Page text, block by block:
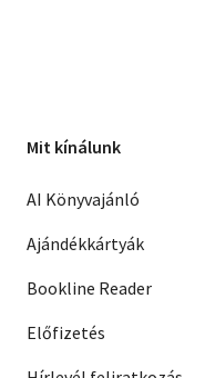
Mit kínálunk
AI Könyvajánló
Ajándékkártyák
Bookline Reader
Előfizetés